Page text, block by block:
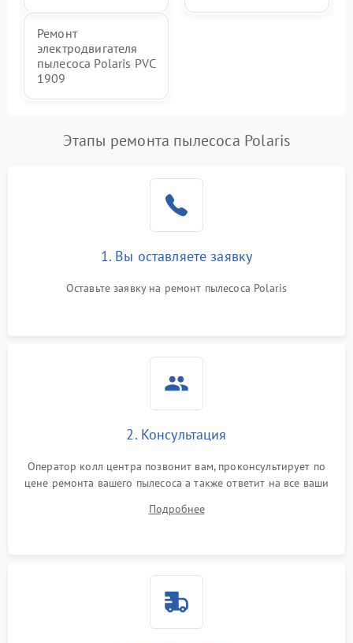
Ремонт
электродвигателя
пылесоса Polaris PVC
1909
Этапы ремонта пылесоса Polaris
1. Вы оставляете заявку
Оставьте заявку на ремонт пылесоса Polaris
2. Консультация
Оператор колл центра позвонит вам, проконсультирует по
цене ремонта вашего пылесоса а также ответит на все ваши
Подробнее